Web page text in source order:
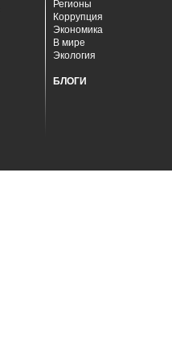
Регионы
Коррупция
Экономика
В мире
Экология
БЛОГИ